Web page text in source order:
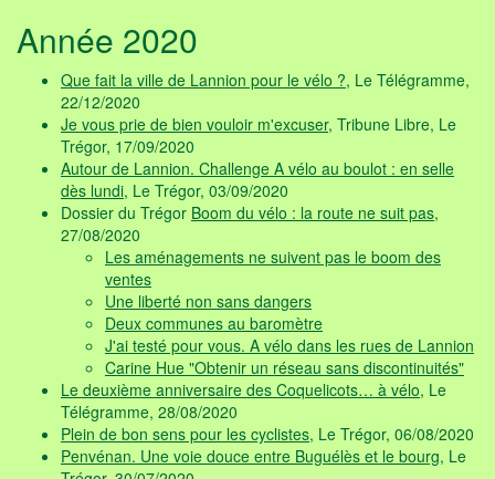
Année 2020
Que fait la ville de Lannion pour le vélo ?, Le Télégramme,
22/12/2020
Je vous prie de bien vouloir m'excuser, Tribune Libre, Le
Trégor, 17/09/2020
Autour de Lannion. Challenge A vélo au boulot : en selle
dès lundi, Le Trégor, 03/09/2020
Dossier du Trégor Boom du vélo : la route ne suit pas,
27/08/2020
Les aménagements ne suivent pas le boom des
ventes
Une liberté non sans dangers
Deux communes au baromètre
J'ai testé pour vous. A vélo dans les rues de Lannion
Carine Hue "Obtenir un réseau sans discontinuités"
Le deuxième anniversaire des Coquelicots… à vélo, Le
Télégramme, 28/08/2020
Plein de bon sens pour les cyclistes, Le Trégor, 06/08/2020
Penvénan. Une voie douce entre Buguélès et le bourg, Le